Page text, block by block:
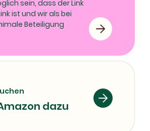
sein, dass der Link
ist und wir als bei
Beteiligung
dazu